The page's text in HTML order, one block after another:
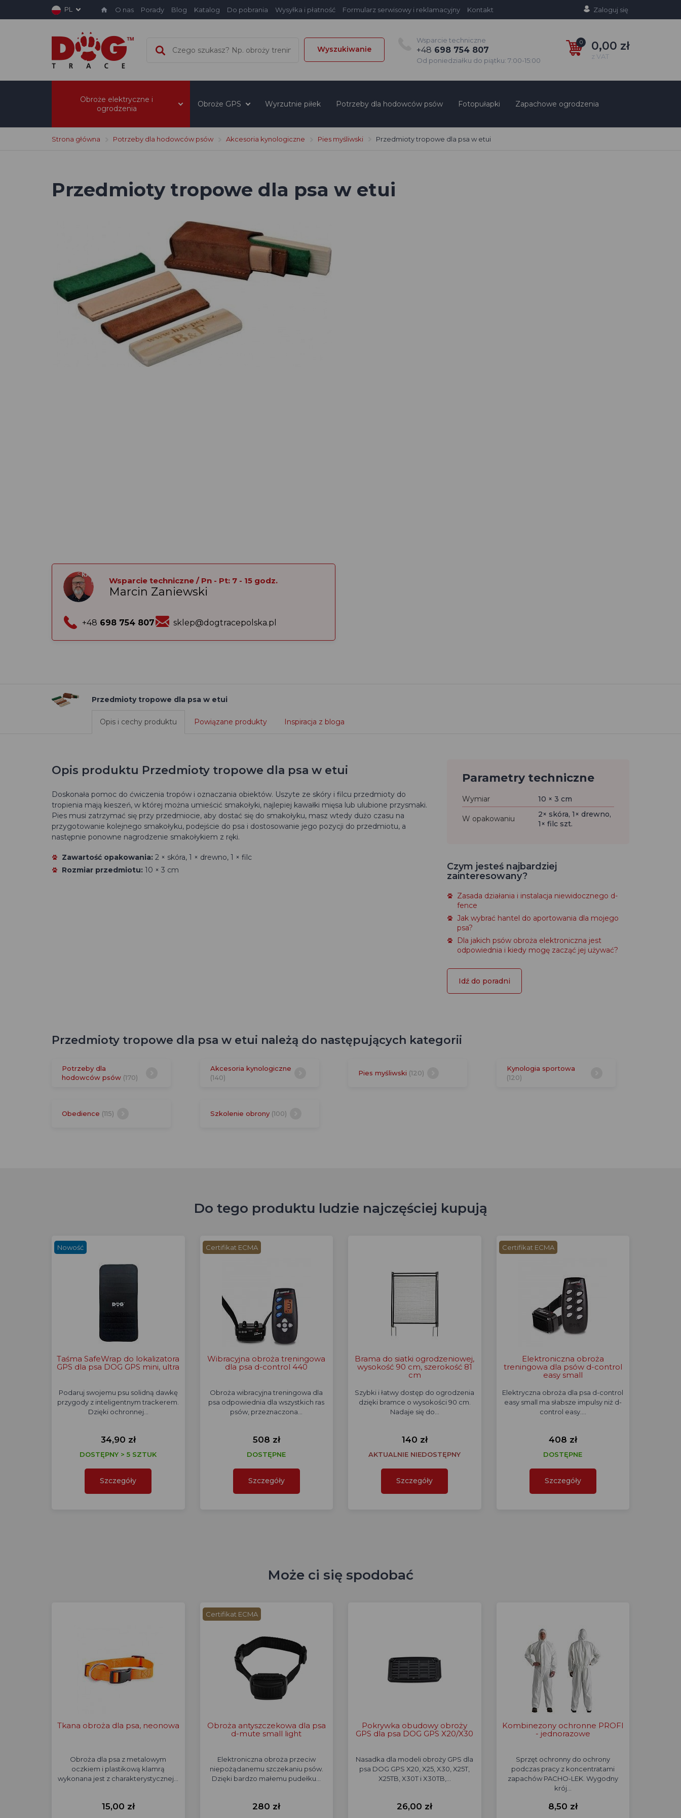
PL O nas Porady Blog Katalog Do pobrania Wysyłka i płatność Formularz serwisowy i reklamacyjny Kontakt Zaloguj się
Wyszukiwanie
Wsparcie techniczne
+48 698 754 807
Od poniedziałku do piątku: 7:00-15:00
0 0,00 zł
z VAT
Obroże elektryczne i
ogrodzenia
Obroże GPS Wyrzutnie piłek Potrzeby dla hodowców psów Fotopułapki Zapachowe ogrodzenia
Strona główna Potrzeby dla hodowców psów Akcesoria kynologiczne Pies myśliwski Przedmioty tropowe dla psa w etui
Przedmioty tropowe dla psa w etui
Wsparcie techniczne / Pn - Pt: 7 - 15 godz.
Marcin Zaniewski
+48 698 754 807 sklep@dogtracepolska.pl
Przedmioty tropowe dla psa w etui
Opis i cechy produktu Powiązane produkty Inspiracja z bloga
Opis produktu Przedmioty tropowe dla psa w etui
Doskonała pomoc do ćwiczenia tropów i oznaczania obiektów. Uszyte ze skóry i filcu przedmioty do
tropienia mają kieszeń, w której można umieścić smakołyki, najlepiej kawałki mięsa lub ulubione przysmaki.
Pies musi zatrzymać się przy przedmiocie, aby dostać się do smakołyku, masz wtedy dużo czasu na
przygotowanie kolejnego smakołyku, podejście do psa i dostosowanie jego pozycji do przedmiotu, a
następnie ponowne nagrodzenie smakołykiem z ręki.
Zawartość opakowania: 2 × skóra, 1 × drewno, 1 × filc
Rozmiar przedmiotu: 10 × 3 cm
Parametry techniczne
Wymiar 10 × 3 cm
W opakowaniu
2× skóra, 1× drewno,
1× filc szt.
Czym jesteś najbardziej
zainteresowany?
Zasada działania i instalacja niewidocznego d-
fence
Jak wybrać hantel do aportowania dla mojego
psa?
Dla jakich psów obroża elektroniczna jest
odpowiednia i kiedy mogę zacząć jej używać?
Idź do poradni
Przedmioty tropowe dla psa w etui należą do następujących kategorii
Potrzeby dla
hodowców psów (170)
Akcesoria kynologiczne
(140)
Pies myśliwski (120)
Kynologia sportowa
(120)
Obedience (115) Szkolenie obrony (100)
Do tego produktu ludzie najczęściej kupują
Nowość
Taśma SafeWrap do lokalizatora
GPS dla psa DOG GPS mini, ultra
Podaruj swojemu psu solidną dawkę
przygody z inteligentnym trackerem.
Dzięki ochronnej…
34,90 zł
DOSTĘPNY > 5 SZTUK
Szczegóły
Certifikat ECMA
Wibracyjna obroża treningowa
dla psa d-control 440
Obroża wibracyjna treningowa dla
psa odpowiednia dla wszystkich ras
psów, przeznaczona…
508 zł
DOSTĘPNE
Szczegóły
Brama do siatki ogrodzeniowej,
wysokość 90 cm, szerokość 81
cm
Szybki i łatwy dostęp do ogrodzenia
dzięki bramce o wysokości 90 cm.
Nadaje się do…
140 zł
AKTUALNIE NIEDOSTĘPNY
Szczegóły
Certifikat ECMA
Elektroniczna obroża
treningowa dla psów d-control
easy small
Elektryczna obroża dla psa d-control
easy small ma słabsze impulsy niż d-
control easy.…
408 zł
DOSTĘPNE
Szczegóły
Może ci się spodobać
Tkana obroża dla psa, neonowa
Obroża dla psa z metalowym
oczkiem i plastikową klamrą
wykonana jest z charakterystycznej…
15,00 zł
Certifikat ECMA
Obroża antyszczekowa dla psa
d-mute small light
Elektroniczna obroża przeciw
niepożądanemu szczekaniu psów.
Dzięki bardzo małemu pudełku…
280 zł
Pokrywka obudowy obroży
GPS dla psa DOG GPS X20/X30
Nasadka dla modeli obroży GPS dla
psa DOG GPS X20, X25, X30, X25T,
X25TB, X30T i X30TB,…
26,00 zł
Kombinezony ochronne PROFI
- jednorazowe
Sprzęt ochronny do ochrony
podczas pracy z koncentratami
zapachów PACHO-LEK. Wygodny
krój…
8,50 zł